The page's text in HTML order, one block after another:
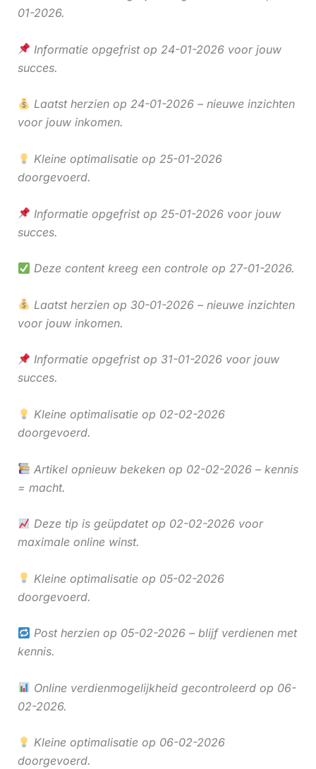
01-2026.
Informatie opgefrist op 24-01-2026 voor jouw
succes.
Laatst herzien op 24-01-2026 – nieuwe inzichten
voor jouw inkomen.
Kleine optimalisatie op 25-01-2026
doorgevoerd.
Informatie opgefrist op 25-01-2026 voor jouw
succes.
Deze content kreeg een controle op 27-01-2026.
Laatst herzien op 30-01-2026 – nieuwe inzichten
voor jouw inkomen.
Informatie opgefrist op 31-01-2026 voor jouw
succes.
Kleine optimalisatie op 02-02-2026
doorgevoerd.
Artikel opnieuw bekeken op 02-02-2026 – kennis
= macht.
Deze tip is geüpdatet op 02-02-2026 voor
maximale online winst.
Kleine optimalisatie op 05-02-2026
doorgevoerd.
Post herzien op 05-02-2026 – blijf verdienen met
kennis.
Online verdienmogelijkheid gecontroleerd op 06-
02-2026.
Kleine optimalisatie op 06-02-2026
doorgevoerd.